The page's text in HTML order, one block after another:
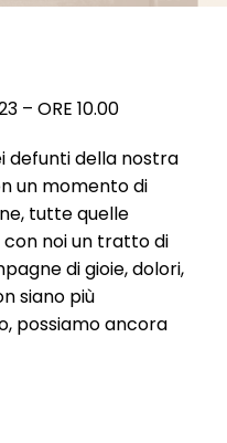
– ORE 10.00
defunti della nostra
un momento di
tutte quelle
noi un tratto di
di gioie, dolori,
siano più
possiamo ancora